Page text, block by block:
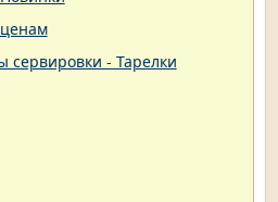
сервировки - Тарелки